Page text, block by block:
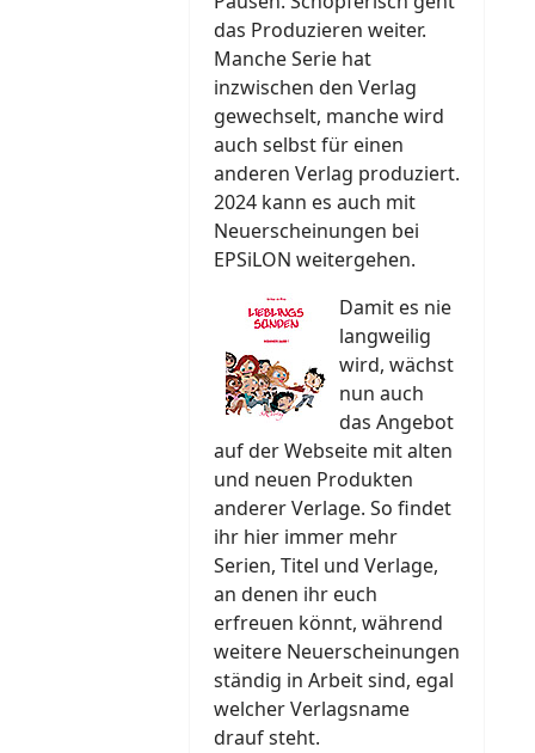
das Produzieren weiter.
Manche Serie hat
inzwischen den Verlag
gewechselt, manche wird
auch selbst für einen
anderen Verlag produziert.
2024 kann es auch mit
Neuerscheinungen bei
EPSiLON weitergehen.
Damit es nie
langweilig
wird, wächst
nun auch
das Angebot
auf der Webseite mit alten
und neuen Produkten
anderer Verlage. So findet
ihr hier immer mehr
Serien, Titel und Verlage,
an denen ihr euch
erfreuen könnt, während
weitere Neuerscheinungen
ständig in Arbeit sind, egal
welcher Verlagsname
drauf steht.